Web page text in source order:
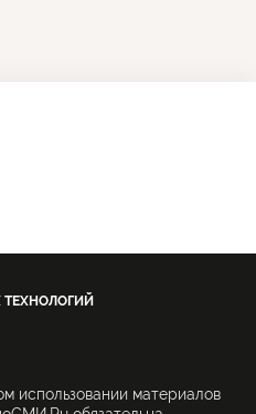
использовании материалов